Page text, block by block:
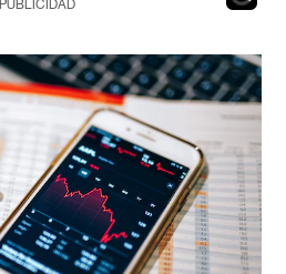
PUBLICIDAD